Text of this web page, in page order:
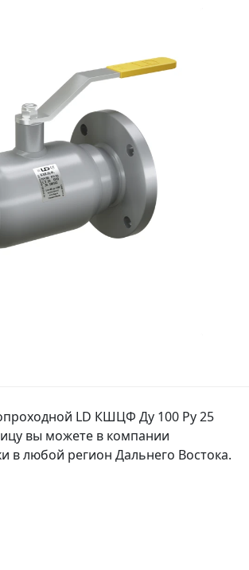
LD КШЦФ Ду 100 Ру 25
вы можете в компании
в любой регион Дальнего Востока.